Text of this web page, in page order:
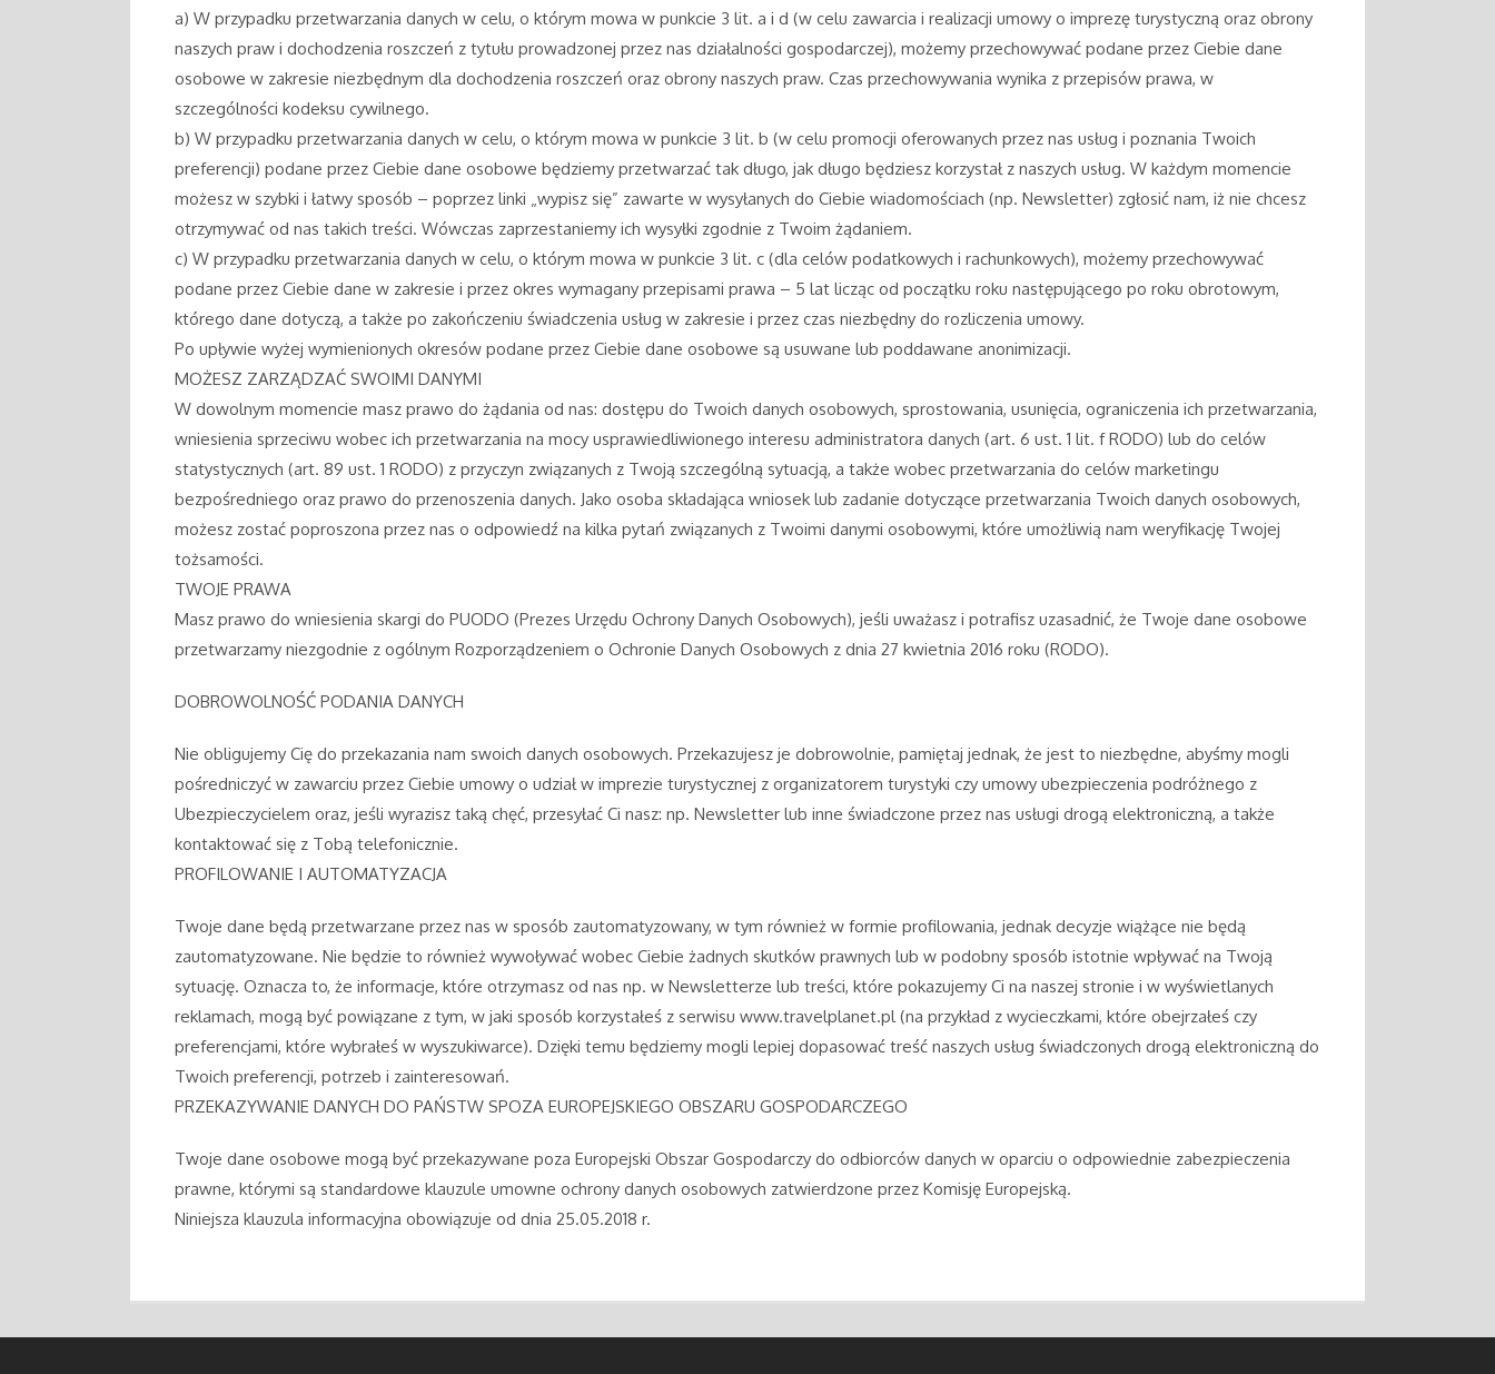
a) W przypadku przetwarzania danych w celu, o którym mowa w punkcie 3 lit. a i d (w celu zawarcia i realizacji umowy o imprezę turystyczną oraz obrony
naszych praw i dochodzenia roszczeń z tytułu prowadzonej przez nas działalności gospodarczej), możemy przechowywać podane przez Ciebie dane
osobowe w zakresie niezbędnym dla dochodzenia roszczeń oraz obrony naszych praw. Czas przechowywania wynika z przepisów prawa, w
szczególności kodeksu cywilnego.
b) W przypadku przetwarzania danych w celu, o którym mowa w punkcie 3 lit. b (w celu promocji oferowanych przez nas usług i poznania Twoich
preferencji) podane przez Ciebie dane osobowe będziemy przetwarzać tak długo, jak długo będziesz korzystał z naszych usług. W każdym momencie
możesz w szybki i łatwy sposób – poprzez linki „wypisz się” zawarte w wysyłanych do Ciebie wiadomościach (np. Newsletter) zgłosić nam, iż nie chcesz
otrzymywać od nas takich treści. Wówczas zaprzestaniemy ich wysyłki zgodnie z Twoim żądaniem.
c) W przypadku przetwarzania danych w celu, o którym mowa w punkcie 3 lit. c (dla celów podatkowych i rachunkowych), możemy przechowywać
podane przez Ciebie dane w zakresie i przez okres wymagany przepisami prawa – 5 lat licząc od początku roku następującego po roku obrotowym,
którego dane dotyczą, a także po zakończeniu świadczenia usług w zakresie i przez czas niezbędny do rozliczenia umowy.
Po upływie wyżej wymienionych okresów podane przez Ciebie dane osobowe są usuwane lub poddawane anonimizacji.
MOŻESZ ZARZĄDZAĆ SWOIMI DANYMI
W dowolnym momencie masz prawo do żądania od nas: dostępu do Twoich danych osobowych, sprostowania, usunięcia, ograniczenia ich przetwarzania,
wniesienia sprzeciwu wobec ich przetwarzania na mocy usprawiedliwionego interesu administratora danych (art. 6 ust. 1 lit. f RODO) lub do celów
statystycznych (art. 89 ust. 1 RODO) z przyczyn związanych z Twoją szczególną sytuacją, a także wobec przetwarzania do celów marketingu
bezpośredniego oraz prawo do przenoszenia danych. Jako osoba składająca wniosek lub zadanie dotyczące przetwarzania Twoich danych osobowych,
możesz zostać poproszona przez nas o odpowiedź na kilka pytań związanych z Twoimi danymi osobowymi, które umożliwią nam weryfikację Twojej
tożsamości.
TWOJE PRAWA
Masz prawo do wniesienia skargi do PUODO (Prezes Urzędu Ochrony Danych Osobowych), jeśli uważasz i potrafisz uzasadnić, że Twoje dane osobowe
przetwarzamy niezgodnie z ogólnym Rozporządzeniem o Ochronie Danych Osobowych z dnia 27 kwietnia 2016 roku (RODO).
DOBROWOLNOŚĆ PODANIA DANYCH
Nie obligujemy Cię do przekazania nam swoich danych osobowych. Przekazujesz je dobrowolnie, pamiętaj jednak, że jest to niezbędne, abyśmy mogli
pośredniczyć w zawarciu przez Ciebie umowy o udział w imprezie turystycznej z organizatorem turystyki czy umowy ubezpieczenia podróżnego z
Ubezpieczycielem oraz, jeśli wyrazisz taką chęć, przesyłać Ci nasz: np. Newsletter lub inne świadczone przez nas usługi drogą elektroniczną, a także
kontaktować się z Tobą telefonicznie.
PROFILOWANIE I AUTOMATYZACJA
Twoje dane będą przetwarzane przez nas w sposób zautomatyzowany, w tym również w formie profilowania, jednak decyzje wiążące nie będą
zautomatyzowane. Nie będzie to również wywoływać wobec Ciebie żadnych skutków prawnych lub w podobny sposób istotnie wpływać na Twoją
sytuację. Oznacza to, że informacje, które otrzymasz od nas np. w Newsletterze lub treści, które pokazujemy Ci na naszej stronie i w wyświetlanych
reklamach, mogą być powiązane z tym, w jaki sposób korzystałeś z serwisu www.travelplanet.pl (na przykład z wycieczkami, które obejrzałeś czy
preferencjami, które wybrałeś w wyszukiwarce). Dzięki temu będziemy mogli lepiej dopasować treść naszych usług świadczonych drogą elektroniczną do
Twoich preferencji, potrzeb i zainteresowań.
PRZEKAZYWANIE DANYCH DO PAŃSTW SPOZA EUROPEJSKIEGO OBSZARU GOSPODARCZEGO
Twoje dane osobowe mogą być przekazywane poza Europejski Obszar Gospodarczy do odbiorców danych w oparciu o odpowiednie zabezpieczenia
prawne, którymi są standardowe klauzule umowne ochrony danych osobowych zatwierdzone przez Komisję Europejską.
Niniejsza klauzula informacyjna obowiązuje od dnia 25.05.2018 r.